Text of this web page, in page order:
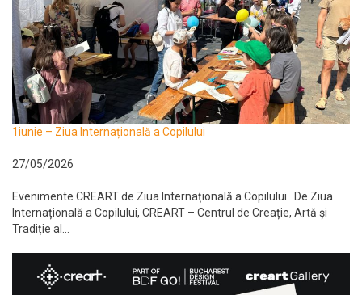
1iunie – Ziua Internațională a Copilului
27/05/2026
Evenimente CREART de Ziua Internațională a Copilului De Ziua
Internațională a Copilului, CREART – Centrul de Creație, Artă și
Tradiție al...